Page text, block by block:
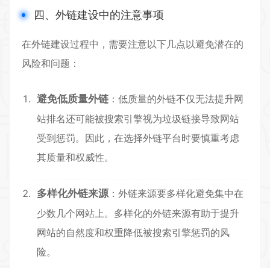
四、外链建设中的注意事项
在外链建设过程中，需要注意以下几点以避免潜在的
风险和问题：
避免低质量外链 ：低质量的外链不仅无法提升网
站排名还可能被搜索引擎视为垃圾链接导致网站
受到惩罚。因此，在选择外链平台时要慎重考虑
其质量和权威性。
多样化外链来源 ：外链来源要多样化避免集中在
少数几个网站上。多样化的外链来源有助于提升
网站的自然度和权重降低被搜索引擎惩罚的风
险。